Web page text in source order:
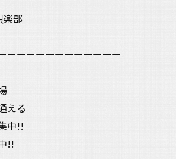
楽部
ーーーーーーーーーーーー
える
中!!
!!